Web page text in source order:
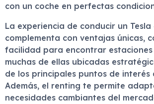
con un coche en perfectas
La experiencia de conducir un Tesla
complementa con ventajas únicas,
facilidad para encontrar
muchas de ellas ubicadas
de los principales puntos de interés
Además, el renting te permite
necesidades cambiantes del